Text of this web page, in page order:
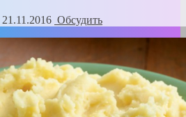
21.11.2016 Обсудить